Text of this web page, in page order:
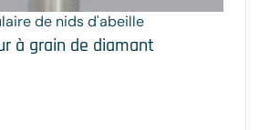
de nids d'abeille
à grain de diamant